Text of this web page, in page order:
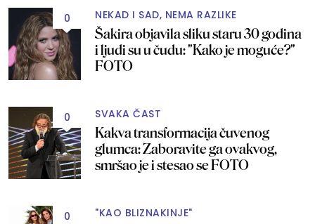
0 NEKAD I SAD, NEMA RAZLIKE
Šakira objavila sliku staru 30 godina
i ljudi su u čudu: "Kako je moguće?"
FOTO
0 SVAKA ČAST
Kakva transformacija čuvenog
glumca: Zaboravite ga ovakvog,
smršao je i stesao se FOTO
0 "KAO BLIZNAKINJE"